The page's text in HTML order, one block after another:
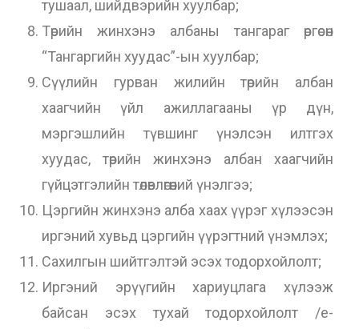
тушаал, шийдвэрийн хуулбар;
Төрийн жинхэнэ албаны тангараг өргөсөн
“Тангаргийн хуудас”-ын хуулбар;
Сүүлийн гурван жилийн төрийн албан
хаагчийн үйл ажиллагааны үр дүн,
мэргэшлийн түвшинг үнэлсэн илтгэх
хуудас, төрийн жинхэнэ албан хаагчийн
гүйцэтгэлийн төлөвлөгөөний үнэлгээ;
Цэргийн жинхэнэ алба хаах үүрэг хүлээсэн
иргэний хувьд цэргийн үүрэгтний үнэмлэх;
Сахилгын шийтгэлтэй эсэх тодорхойлолт;
Иргэний эрүүгийн хариуцлага хүлээж
байсан эсэх тухай тодорхойлолт /e-